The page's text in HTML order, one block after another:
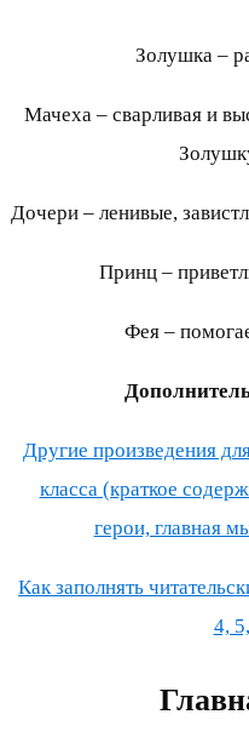
Золушка –
Мачеха – сварливая и
Дочери – ленивые,
Принц –
Фея –
Другие произведения
класса (краткое
герои, главная
Как заполнять
4,